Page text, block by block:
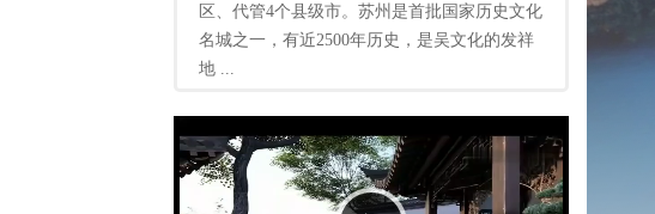
区、代管4个县级市。苏州是首批国家历史文化
名城之一，有近2500年历史，是吴文化的发祥
地 ...